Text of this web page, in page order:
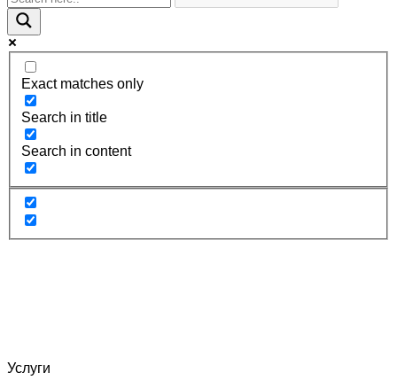
Exact matches only
Search in title
Search in content
Услуги